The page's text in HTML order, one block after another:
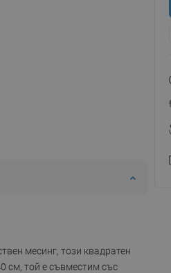
месинг, този квадратен
см, той е съвместим със